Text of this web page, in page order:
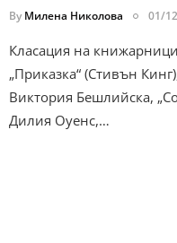
By Милена Николова 01/
Класация на
„Приказка“ (Стивън
Виктория Бешлийска,
Дилия Оуенс,…